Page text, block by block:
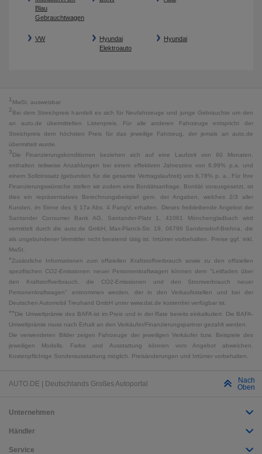
Blau
Gebrauchtwagen
VW
Hyundai
Elektroauto
Hyundai
1 MwSt. ausweisbar
2Bei dem Streichpreis handelt es sich für Neufahrzeuge und junge Gebrauchte um den
an auto.de übermittelten Listenpreis. Für alle anderen Fahrzeuge entspricht der
Streichpreis dem höchsten Preis für das jeweilige Fahrzeug, der jemals an auto.de
übermittelt wurde.
3Die Finanzierungskonditionen beziehen sich auf eine Laufzeit von 60 Monaten,
enthalten teilweise Anzahlungen bei einem effektiven Jahreszins von 6,99% p.a. und
einem Sollzinssatz (gebunden für die gesamte Vertragslaufzeit) von 6,78% p. a.. Für Ihre
Finanzierungswünsche stellen wir zudem eine Bonitätsanfrage. Bonität vorausgesetzt, ist
dies ein repräsentatives Berechnungsbeispiel gem. der Angaben, welches 2/3 aller
Kunden, im Sinne des § 17a Abs. 4 PangV, erhalten. Dieses freibleibende Angebot der
Santander Consumer Bank AG, Santander-Platz 1, 41061 Mönchengladbach wird
vermittelt durch die auto.de GmbH, Max-Planck-Str. 19, 06796 Sandersdorf-Brehna, die
als ungebundener Vermittler nicht beratend tätig ist. Irrtümer vorbehalten. Preise ggf. inkl.
MwSt.
*Zusätzliche Informationen zum offiziellen Kraftstoffverbrauch sowie zu den offiziellen
spezifischen CO2-Emissionen neuer Personenkraftwagen können dem "Leitfaden über
den Kraftstoffverbrauch, die CO2-Emissionen und den Stromverbrauch neuer
Personenkraftwagen" entnommen werden, der in den Verkaufsstellen und bei der
Deutschen Automobil Treuhand GmbH unter www.dat.de kostenfrei verfügbar ist.
**Die Umweltprämie des BAFA ist im Preis und in der Rate bereits einkalkuliert. Die BAFA-
Umweltprämie muss nach Erhalt an den Verkäufer/Finanzierungspartner gezahlt werden.
Die verwendeten Bilder zeigen Fahrzeuge der jeweiligen Verkäufer bzw. Beispiele des
jeweiligen Modells. Farbe und Ausstattung können vom Angebot abweichen.
Kostenpflichtige Sonderausstattung möglich. Preisänderungen und Irrtümer vorbehalten.
AUTO.DE | Deutschlands Großes Autoportal
Nach
Oben
Unternehmen
Händler
Service